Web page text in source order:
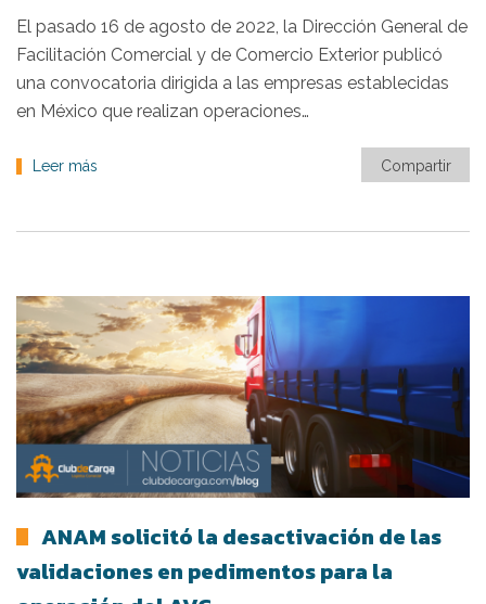
El pasado 16 de agosto de 2022, la Dirección General de
Facilitación Comercial y de Comercio Exterior publicó
una convocatoria dirigida a las empresas establecidas
en México que realizan operaciones…
Leer más Compartir
ANAM solicitó la desactivación de las
validaciones en pedimentos para la